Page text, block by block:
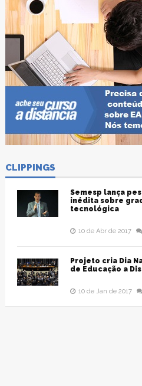
CLIPPINGS
Semesp lança
inédita sobre
tecnológica
10 de Abr de 2017
Projeto cria Dia
de Educação a
10 de Jan de 2017